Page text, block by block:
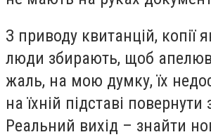
З приводу квитанцій, копії
люди збирають, щоб
жаль, на мою думку, їх
на їхній підставі
Реальний вихід – знайти